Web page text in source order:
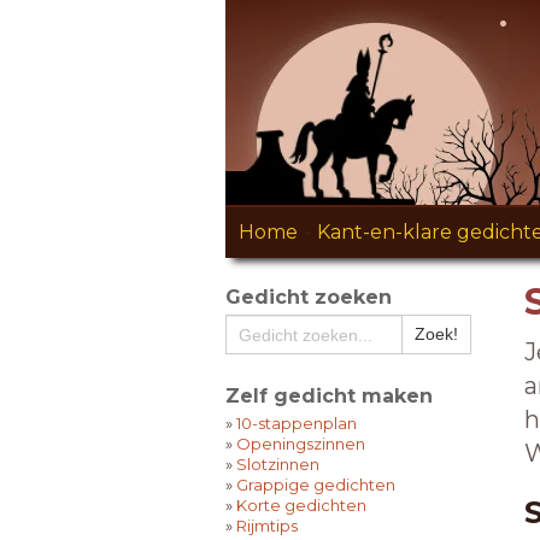
Home Kant-en-klare
Gedicht zoeken
Zelf gedicht maken
»10-stappenplan
» Openingszinnen
» Slotzinnen
» Grappige gedichten
» Korte gedichten
» Rijmtips